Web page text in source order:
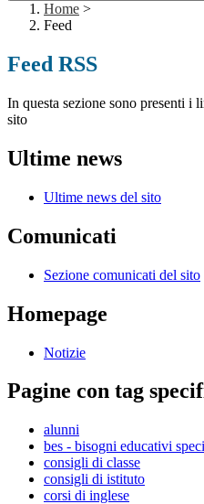
Home >
Feed
Feed RSS
In questa sezione sono presenti i
sito
Ultime news
Ultime news del sito
Comunicati
Sezione comunicati del sito
Homepage
Notizie
Pagine con tag
alunni
bes - bisogni educativi
consigli di classe
consigli di istituto
corsi di inglese